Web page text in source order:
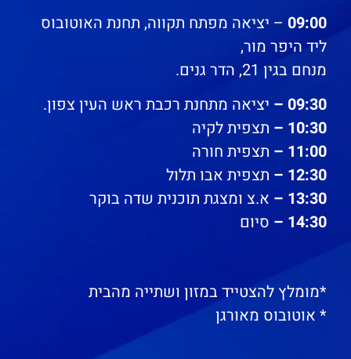
09:00 – יציאה מפתח תקווה, תחנת האוטובוס
ליד היפר מור,
מנחם בגין 21, הדר גנים.
09:30 –
יציאה מתחנת רכבת ראש העין צפון.
10:30 –
תצפית לקיה
11:00 –
תצפית חורה
12:30 –
תצפית אבו תלול
13:30 –
א.צ ומצגת תוכנית שדה בוקר
14:30 –
סיום
*מומלץ להצטייד במזון ושתייה מהבית
* אוטובוס מאורגן